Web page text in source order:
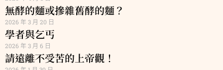
無酵的麵或摻雜舊酵的麵？
2026 年 3 月 20 日
學者與乞丐
2026 年 3 月 6 日
請遠離不受苦的上帝觀！